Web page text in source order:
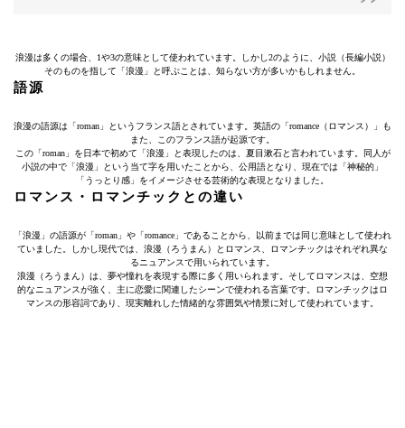
浪漫は多くの場合、1や3の意味として使われています。しかし2のように、小説（長編小説）
そのものを指して「浪漫」と呼ぶことは、知らない方が多いかもしれません。
語源
浪漫の語源は「roman」というフランス語とされています。英語の「romance（ロマンス）」も
また、このフランス語が起源です。
この「roman」を日本で初めて「浪漫」と表現したのは、夏目漱石と言われています。同人が
小説の中で「浪漫」という当て字を用いたことから、公用語となり、現在では「神秘的」
「うっとり感」をイメージさせる芸術的な表現となりました。
ロマンス・ロマンチックとの違い
「浪漫」の語源が「roman」や「romance」であることから、以前までは同じ意味として使われ
ていました。しかし現代では、浪漫（ろうまん）とロマンス、ロマンチックはそれぞれ異な
るニュアンスで用いられています。
浪漫（ろうまん）は、夢や憧れを表現する際に多く用いられます。そしてロマンスは、空想
的なニュアンスが強く、主に恋愛に関連したシーンで使われる言葉です。ロマンチックはロ
マンスの形容詞であり、現実離れした情緒的な雰囲気や情景に対して使われています。